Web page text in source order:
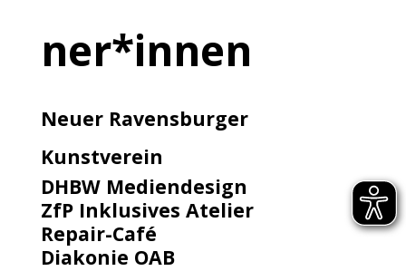
ner*innen
Neuer Ravensburger
Kunstverein
DHBW Mediendesign
ZfP Inklusives Atelier
Repair-Café
Diakonie OAB